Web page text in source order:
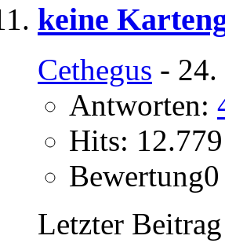
keine
Cethegus - 24.
Antworten:
Hits: 12.779
Letzter